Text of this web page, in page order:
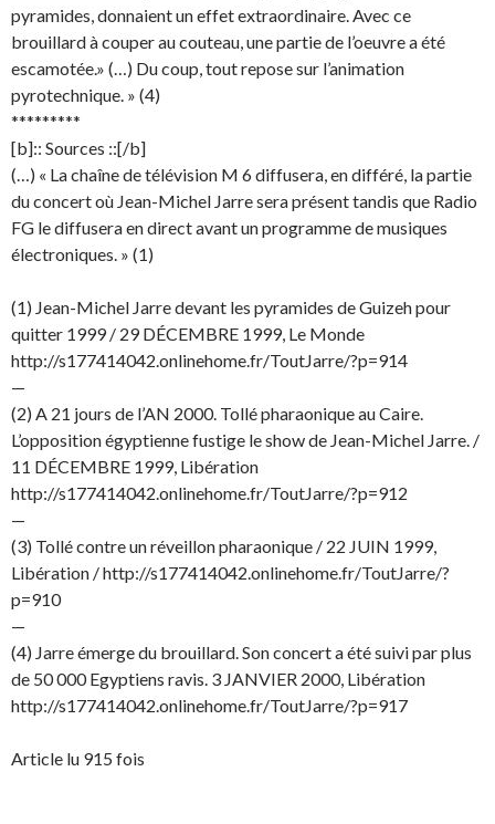
pyramides, donnaient un effet extraordinaire. Avec ce
brouillard à couper au couteau, une partie de l’oeuvre a été
escamotée.» (…) Du coup, tout repose sur l’animation
pyrotechnique. » (4)
*********
[b]:: Sources ::[/b]
(…) « La chaîne de télévision M 6 diffusera, en différé, la partie
du concert où Jean-Michel Jarre sera présent tandis que Radio
FG le diffusera en direct avant un programme de musiques
électroniques. » (1)
(1) Jean-Michel Jarre devant les pyramides de Guizeh pour
quitter 1999 / 29 DÉCEMBRE 1999, Le Monde
http://s177414042.onlinehome.fr/ToutJarre/?p=914
—
(2) A 21 jours de l’AN 2000. Tollé pharaonique au Caire.
L’opposition égyptienne fustige le show de Jean-Michel Jarre. /
11 DÉCEMBRE 1999, Libération
http://s177414042.onlinehome.fr/ToutJarre/?p=912
—
(3) Tollé contre un réveillon pharaonique / 22 JUIN 1999,
Libération / http://s177414042.onlinehome.fr/ToutJarre/?
p=910
—
(4) Jarre émerge du brouillard. Son concert a été suivi par plus
de 50 000 Egyptiens ravis. 3 JANVIER 2000, Libération
http://s177414042.onlinehome.fr/ToutJarre/?p=917
Article lu 915 fois